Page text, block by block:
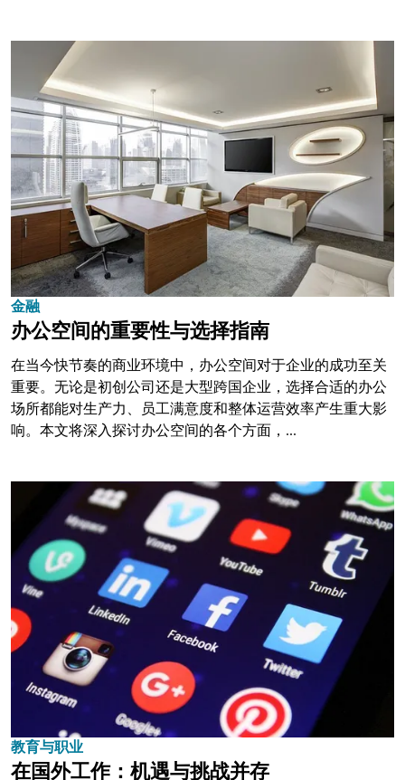
金融
办公空间的重要性与选择指南
在当今快节奏的商业环境中，办公空间对于企业的成功至关
重要。无论是初创公司还是大型跨国企业，选择合适的办公
场所都能对生产力、员工满意度和整体运营效率产生重大影
响。本文将深入探讨办公空间的各个方面，...
教育与职业
在国外工作：机遇与挑战并存